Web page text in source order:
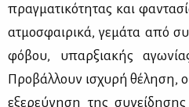
πραγ­μα­τι­κό­τη­τας και
ατμο­σφαι­ρι­κά, γε­μά­τα από
φό­βου, υπαρ­ξια­κής
Προ­βάλ­λουν ισχυ­ρή θέ­λη­ση,
εξε­ρεύ­νη­ση της